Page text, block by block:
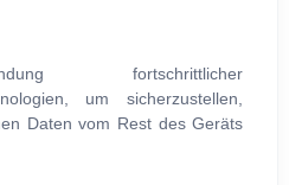
fortschrittlicher
um sicherzustellen,
Daten vom Rest des Geräts